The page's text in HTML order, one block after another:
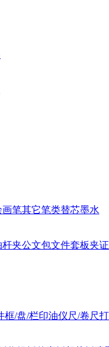
画笔其它笔类替芯墨水
杆夹公文包文件套板夹
框/盘/栏印油仪尺/卷尺